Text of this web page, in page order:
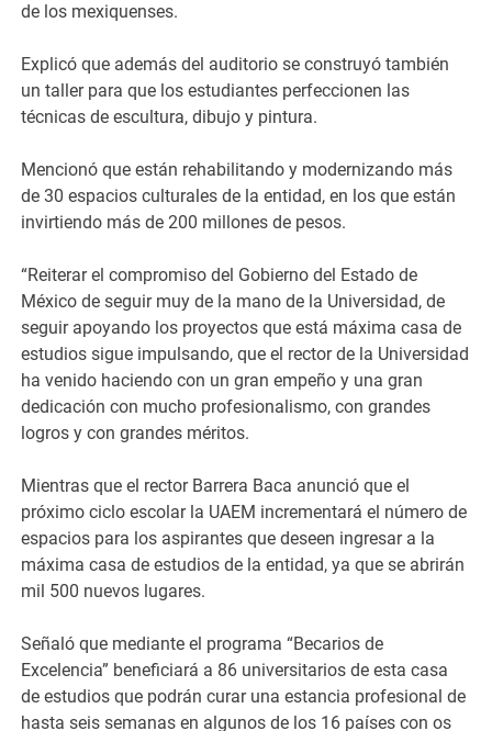
de los mexiquenses.
Explicó que además del auditorio se construyó también
un taller para que los estudiantes perfeccionen las
técnicas de escultura, dibujo y pintura.
Mencionó que están rehabilitando y modernizando más
de 30 espacios culturales de la entidad, en los que están
invirtiendo más de 200 millones de pesos.
“Reiterar el compromiso del Gobierno del Estado de
México de seguir muy de la mano de la Universidad, de
seguir apoyando los proyectos que está máxima casa de
estudios sigue impulsando, que el rector de la Universidad
ha venido haciendo con un gran empeño y una gran
dedicación con mucho profesionalismo, con grandes
logros y con grandes méritos.
Mientras que el rector Barrera Baca anunció que el
próximo ciclo escolar la UAEM incrementará el número de
espacios para los aspirantes que deseen ingresar a la
máxima casa de estudios de la entidad, ya que se abrirán
mil 500 nuevos lugares.
Señaló que mediante el programa “Becarios de
Excelencia” beneficiará a 86 universitarios de esta casa
de estudios que podrán curar una estancia profesional de
hasta seis semanas en algunos de los 16 países con os